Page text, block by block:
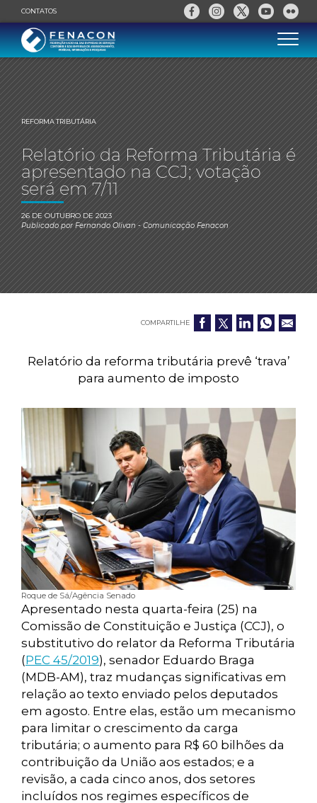
CONTATOS
REFORMA TRIBUTÁRIA
Relatório da Reforma Tributária é
apresentado na CCJ; votação
será em 7/11
26 DE OUTUBRO DE 2023
Publicado porFernando Olivan- Comunicação Fenacon
COMPARTILHE
Relatório da reforma tributária prevê ‘trava’
para aumento de imposto
Roque de Sá/Agência Senado
Apresentado nesta quarta-feira (25) na
Comissão de Constituição e Justiça (CCJ), o
substitutivo do relator da Reforma Tributária
(PEC 45/2019), senador Eduardo Braga
(MDB-AM), traz mudanças significativas em
relação ao texto enviado pelos deputados
em agosto. Entre elas, estão um mecanismo
para limitar o crescimento da carga
tributária; o aumento para R$ 60 bilhões da
contribuição da União aos estados; e a
revisão, a cada cinco anos, dos setores
incluídos nos regimes específicos de